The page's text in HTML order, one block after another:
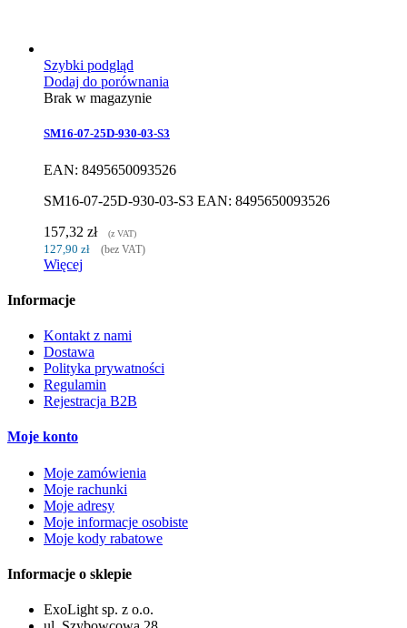
Szybki podgląd
Dodaj do porównania
Brak w magazynie
SM16-07-25D-930-03-S3
EAN: 8495650093526
SM16-07-25D-930-03-S3 EAN: 8495650093526
157,32 zł
(z VAT)
127,90 zł (bez VAT)
Więcej
Informacje
Kontakt z nami
Dostawa
Polityka prywatności
Regulamin
Rejestracja B2B
Moje konto
Moje zamówienia
Moje rachunki
Moje adresy
Moje informacje osobiste
Moje kody rabatowe
Informacje o sklepie
ExoLight sp. z o.o.